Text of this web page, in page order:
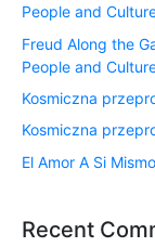
People and
Freud Along the
People and
Kosmiczna
Kosmiczna
El Amor A Si
Recent